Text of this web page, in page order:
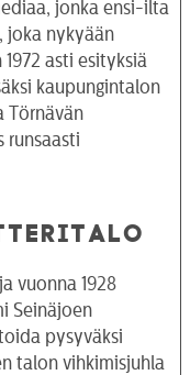
jonka ensi-ilta
joka nykyään
asti esityksiä
kaupungintalon
Törnävän
runsaasti
vuonna 1928
Seinäjoen
pysyväksi
talon vihkimisjuhla